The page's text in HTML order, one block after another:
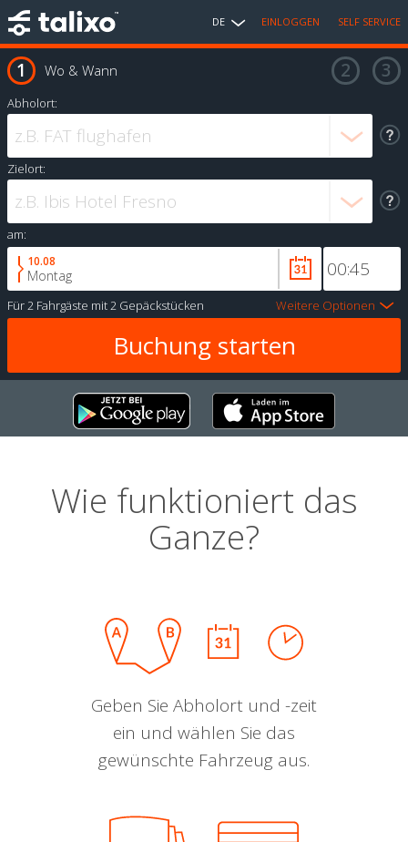
DE EINLOGGEN SELF SERVICE
Wo & Wann
Abholort:
Zielort:
am:
10.08
Montag
Für2 Fahrgäste mit2 Gepäckstücken Weitere Optionen
Wie funktioniert das
Ganze?
Geben Sie Abholort und -zeit
ein und wählen Sie das
gewünschte Fahrzeug aus.